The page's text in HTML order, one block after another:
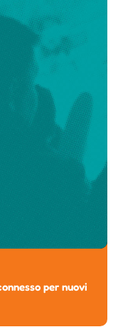
per nuovi